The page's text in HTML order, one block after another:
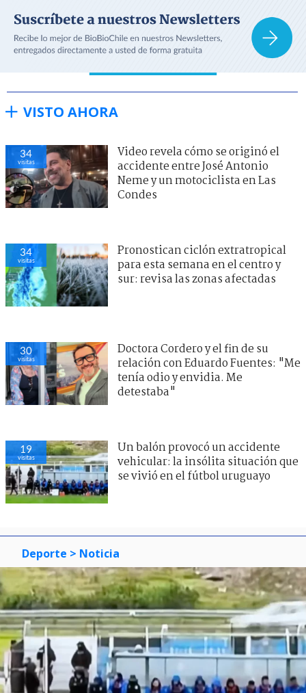
VISTO AHORA
34
visitas
Video revela cómo se originó el
accidente entre José Antonio
Neme y un motociclista en Las
Condes
34
visitas
Pronostican ciclón extratropical
para esta semana en el centro y
sur: revisa las zonas afectadas
30
visitas
Doctora Cordero y el fin de su
relación con Eduardo Fuentes: "Me
tenía odio y envidia. Me
detestaba"
19
visitas
Un balón provocó un accidente
vehicular: la insólita situación que
se vivió en el fútbol uruguayo
Deporte > Noticia